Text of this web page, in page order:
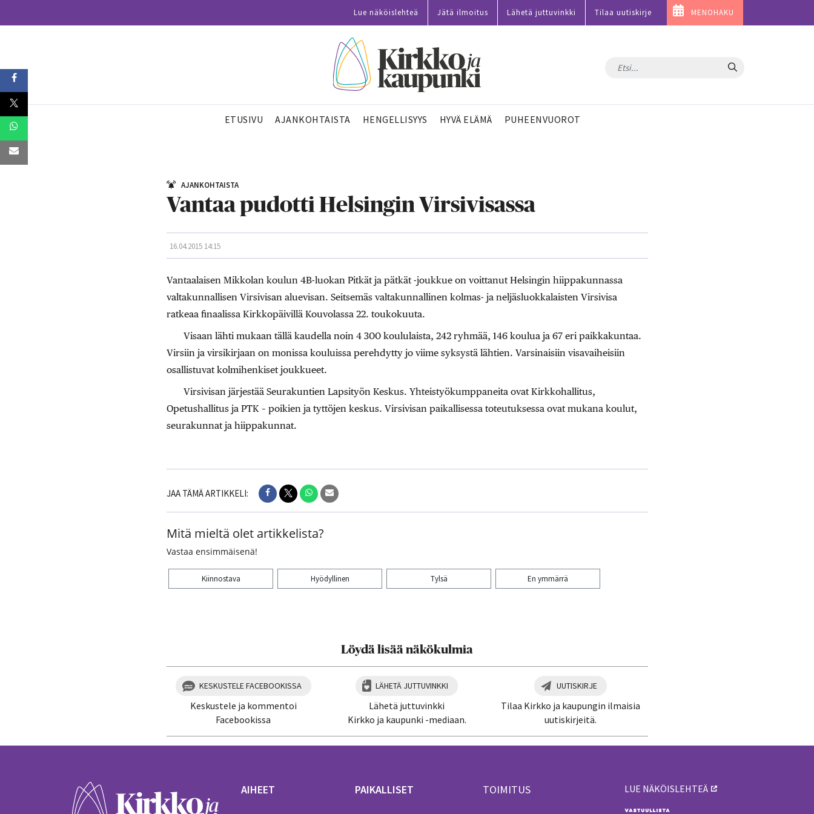
Lue näköislehteä Jätä ilmoitus Lähetä juttuvinkki Tilaa uutiskirje MENOHAKU
Hae
ETUSIVU AJANKOHTAISTA HENGELLISYYS HYVÄ ELÄMÄ PUHEENVUOROT
AJANKOHTAISTA
Vantaa pudotti Helsingin Virsivisassa
16.04.2015 14:15
Vantaalaisen Mikkolan koulun 4B-luokan Pitkät ja pätkät -joukkue on voittanut Helsingin hiippakunnassa
valtakunnallisen Virsivisan aluevisan. Seitsemäs valtakunnallinen kolmas- ja neljäsluokkalaisten Virsivisa
ratkeaa finaalissa Kirkkopäivillä Kouvolassa 22. toukokuuta.
Visaan lähti mukaan tällä kaudella noin 4 300 koululaista, 242 ryhmää, 146 koulua ja 67 eri paikkakuntaa.
Virsiin ja virsikirjaan on monissa kouluissa perehdytty jo viime syksystä lähtien. Varsinaisiin visavaiheisiin
osallistuvat kolmihenkiset joukkueet.
Virsivisan järjestää Seurakuntien Lapsityön Keskus. Yhteistyökumppaneita ovat Kirkkohallitus,
Opetushallitus ja PTK – poikien ja tyttöjen keskus. Virsivisan paikallisessa toteutuksessa ovat mukana koulut,
seurakunnat ja hiippakunnat.
JAA TÄMÄ ARTIKKELI:
Mitä mieltä olet artikkelista?
Vastaa ensimmäisenä!
Kiinnostava Hyödyllinen Tylsä En ymmärrä
Löydä lisää näkökulmia
KESKUSTELE FACEBOOKISSA
Keskustele ja kommentoi
Facebookissa
LÄHETÄ JUTTUVINKKI
Lähetä juttuvinkki
Kirkko ja kaupunki -mediaan.
UUTISKIRJE
Tilaa Kirkko ja kaupungin ilmaisia
uutiskirjeitä.
AIHEET PAIKALLISET TOIMITUS LUE NÄKÖISLEHTEÄ